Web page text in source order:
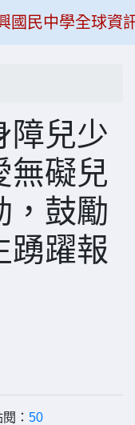
國民中學全球資
障兒少
礙兒
，鼓勵
踴躍報
： 50